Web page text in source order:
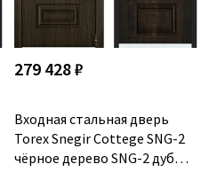
279 428 ₽
Входная стальная дверь
Torex Snegir Cottege SNG-2
чёрное дерево SNG-2 дуб